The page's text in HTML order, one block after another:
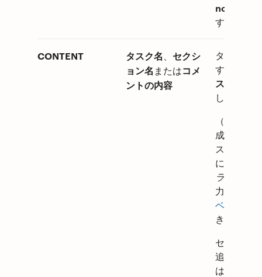
note
す。
CONTENT タスク名
セクシ
ョン名 またはコメ
ントの内容
タスクを
する場合は
スク名
します。
（タスク
成する際
スク名入
に
ラベル名
力すると、
ベルを追加
きます。）
セクショ
追加する
は